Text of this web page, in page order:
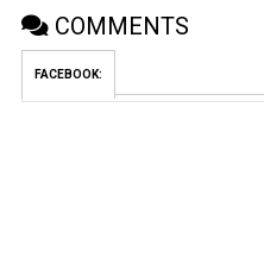
COMMENTS
FACEBOOK: